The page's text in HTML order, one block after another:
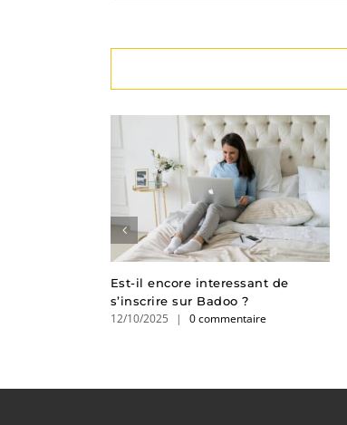
Est-il encore interessant de
s’inscrire sur Badoo ?
12/10/2025 | 0 commentaire